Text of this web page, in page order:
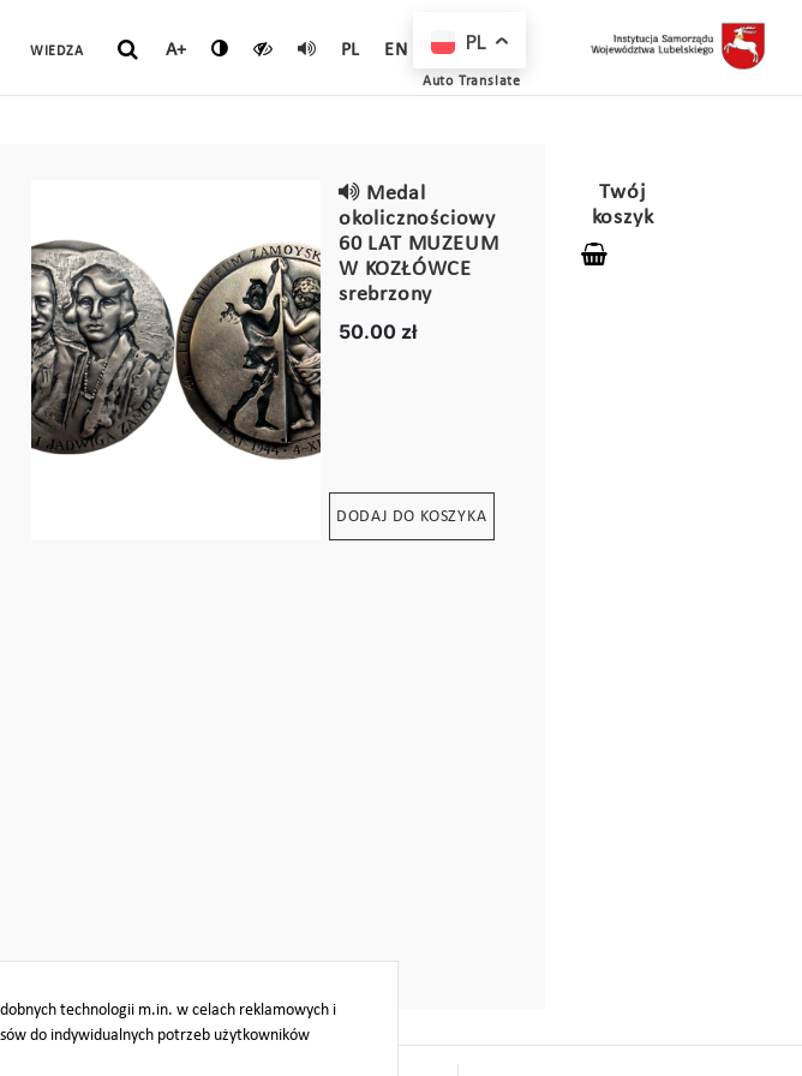
WIEDZA A+ PL EN
Medal
okolicznościowy
60 LAT MUZEUM
W KOZŁÓWCE
srebrzony
50.00 zł
DODAJ DO KOSZYKA
Twój
koszyk
technologii m.in. w celach reklamowych i
do indywidualnych potrzeb użytkowników
PL
Auto Translate